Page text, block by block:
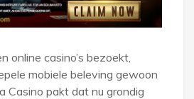
online casino’s bezoekt,
mobiele beleving gewoon
Casino pakt dat nu grondig